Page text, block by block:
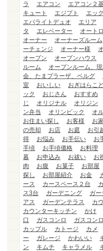
ラ
エアコン エアコン２
キュート
エジプト
エッ
エバライトデュオ
エリア
タ
エレベーター
オート
オーナー
オーナーズルーム
ーチェンジ
オーナー様
オープン
オープンハウス
ルーム
オープンルーム、
会、たまプラーザ、ベルグ
室
おいしい
おぎはらこ
ック
おじさん おすすめ
じ
オリジナル オリジン
ン弁当
オリンピック
オ
お住まい探し
お客様 お家
の売却
お店 お庭 お引
得
お悩み お手伝い お
手頃
お手頃価格 お料理
暮
お申込み お祓い お
肉
お腹 お菓子 お部屋
探し
お部屋紹介 お金
ース
カースペース２台
ス3台
ガーデニング
ガー
アス
ガーデンテラス
カ
カウンターキッチン
かけ
口
ガスコンロ
ガスコン
カップル
カトージ カメ
ー
ガレージ かわいい
ン
キムチ キャラメル